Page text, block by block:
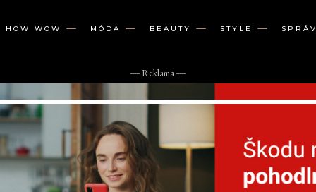
HOW WOW MÓDA BEAUTY STYLE
― Reklama ―